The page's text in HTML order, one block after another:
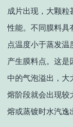
成片出现，大颗粒
性能。不同膜料具
点温度小于蒸发
产生膜料点。这是
中的气泡溢出，大
熔阶段就会出现较
熔或蒸镀时水汽逸